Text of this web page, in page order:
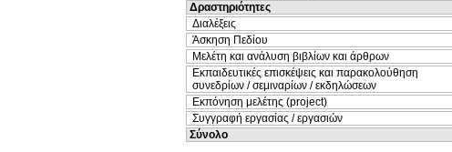
Δραστηριότητες
Διαλέξεις
Άσκηση Πεδίου
Μελέτη και ανάλυση βιβλίων και άρθρων
Εκπαιδευτικές επισκέψεις και παρακολούθηση
συνεδρίων / σεμιναρίων / εκδηλώσεων
Εκπόνηση μελέτης (project)
Συγγραφή εργασίας / εργασιών
Σύνολο